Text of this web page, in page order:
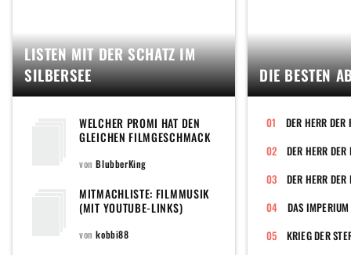
LISTEN MIT DER SCHATZ IM
SILBERSEE
WELCHER PROMI HAT DEN
GLEICHEN FILMGESCHMACK
vonBlubberKing
MITMACHLISTE: FILMMUSIK
(MIT YOUTUBE-LINKS)
vonkobbi88
DIE BESTEN
DER HERR
DER HERR
DAS
KRIEG DER